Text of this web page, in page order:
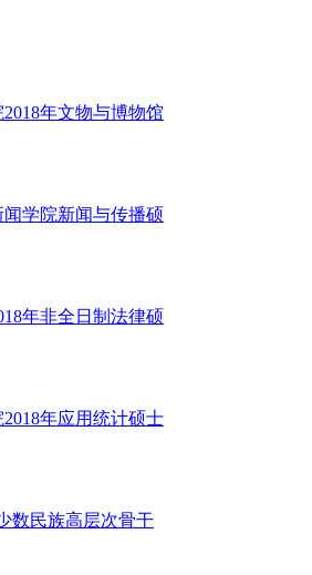
年文物与博物馆
闻学院新闻与传播硕
年非全日制法律硕
年应用统计硕士
数民族高层次骨干